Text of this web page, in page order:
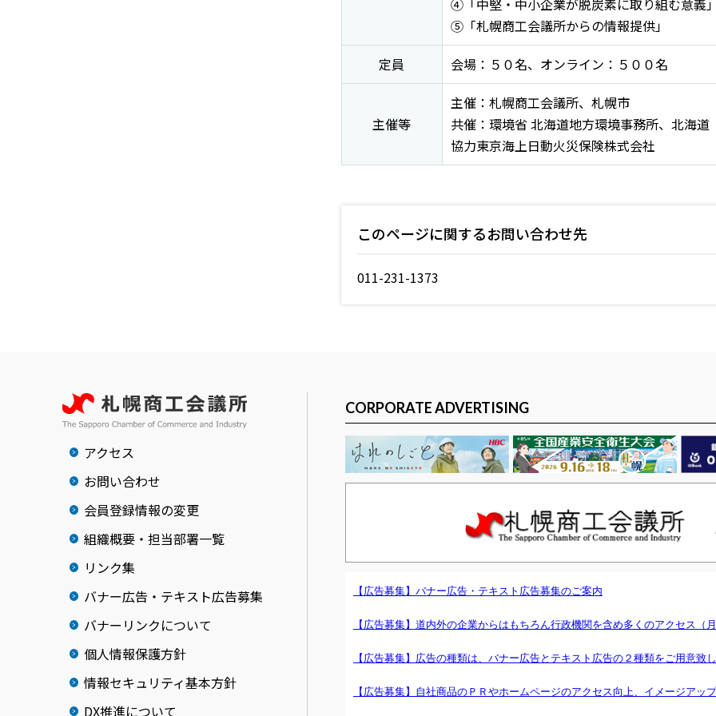
④「中堅・中小企業が脱炭素に取り組む意義
⑤「札幌商工会議所からの情報提供」
定員
会場：５０名、オンライン：５００名
主催等
主催：札幌商工会議所、札幌市
共催：環境省 北海道地方環境事務所、北海道
協力東京海上日動火災保険株式会社
このページに関するお問い合わせ先
011-231-1373
アクセス
お問い合わせ
会員登録情報の変更
組織概要・担当部署一覧
リンク集
バナー広告・テキスト広告募集
バナーリンクについて
個人情報保護方針
情報セキュリティ基本方針
DX推進について
CORPORATE ADVERTISING